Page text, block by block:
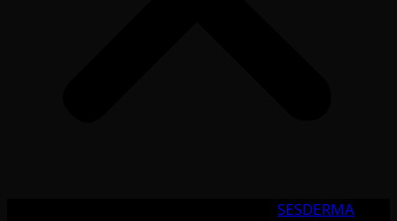
SESDERMA